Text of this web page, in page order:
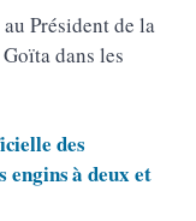
Président de la
dans les
des
engins à deux et